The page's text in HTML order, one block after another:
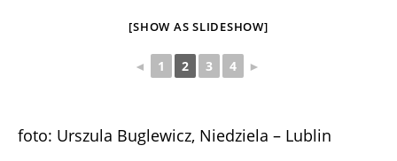
[SHOW AS SLIDESHOW]
◄ 1 2 3 4 ►
foto: Urszula Buglewicz, Niedziela – Lublin